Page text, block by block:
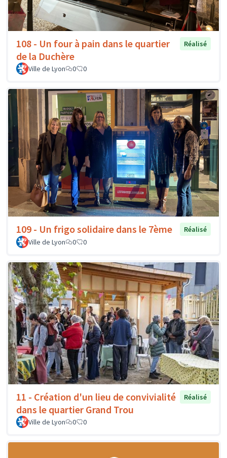
108 - Un four à pain dans le quartier
de la Duchère
Réalisé
Ville de Lyon 0 0
109 - Un frigo solidaire dans le 7ème
Réalisé
Ville de Lyon
0 0
11 - Création d'un lieu de convivialité
dans le quartier Grand Trou
Réalisé
Ville de Lyon 0 0